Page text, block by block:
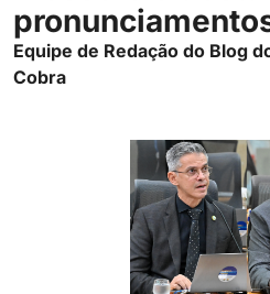
Equipe de Redação do Blog
Cobra